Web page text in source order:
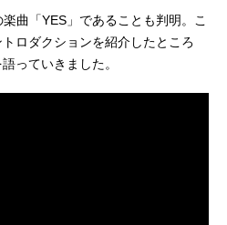
曲「YES」であることも判明。こ
ロダクションを紹介したところ
っていきました。